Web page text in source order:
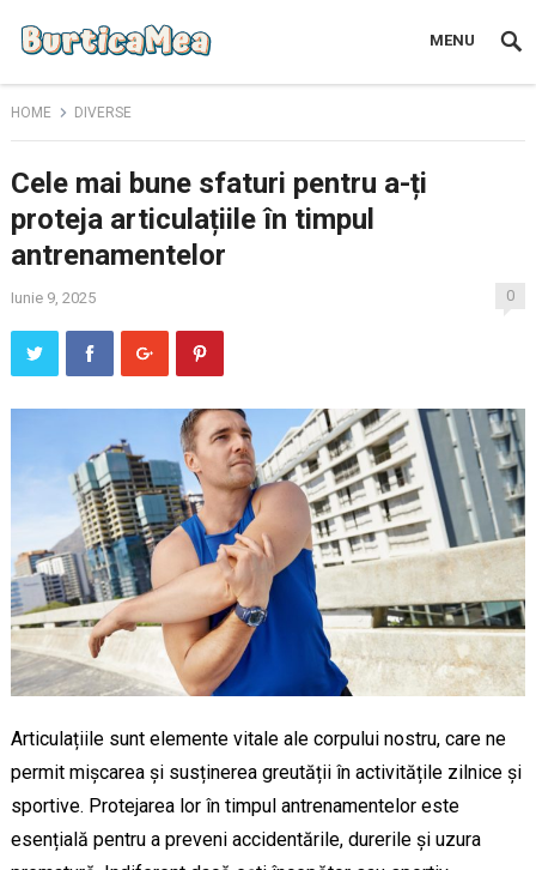
MENU
HOME DIVERSE
Cele mai bune sfaturi pentru a-ți
proteja articulațiile în timpul
antrenamentelor
Iunie 9, 2025 0
Articulațiile sunt elemente vitale ale corpului nostru, care ne
permit mișcarea și susținerea greutății în activitățile zilnice și
sportive. Protejarea lor în timpul antrenamentelor este
esențială pentru a preveni accidentările, durerile și uzura